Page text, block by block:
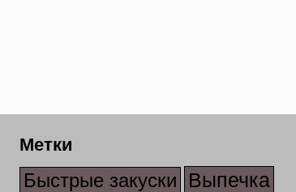
Метки
Быстрые закуски
Выпечка